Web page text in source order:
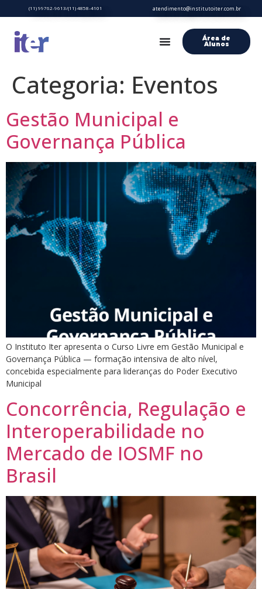
(11) 99762-9613/(11) 4858-4101 atendimento@institutoiter.com.br
Área de
Alunos
Categoria: Eventos
Gestão Municipal e
Governança Pública
O Instituto Iter apresenta o Curso Livre em Gestão Municipal e
Governança Pública — formação intensiva de alto nível,
concebida especialmente para lideranças do Poder Executivo
Municipal
Concorrência, Regulação e
Interoperabilidade no
Mercado de IOSMF no
Brasil